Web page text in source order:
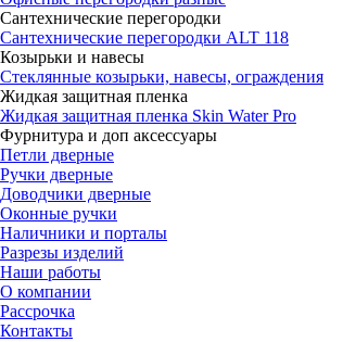
Сантехнические перегородки
Сантехнические перегородки ALT 118
Козырьки и навесы
Стеклянные козырьки, навесы, ограждения
Жидкая защитная пленка
Жидкая защитная пленка Skin Water Pro
Фурнитура и доп аксессуары
Петли дверные
Ручки дверные
Доводчики дверные
Оконные ручки
Наличники и порталы
Разрезы изделий
Наши работы
О компании
Рассрочка
Контакты